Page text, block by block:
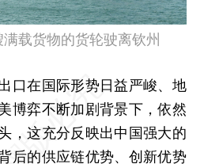
载货物的货轮驶离钦州
在国际形势日益严峻、地
博弈不断加剧背景下，依然
，这充分反映出中国强大的
后的供应链优势、创新优势